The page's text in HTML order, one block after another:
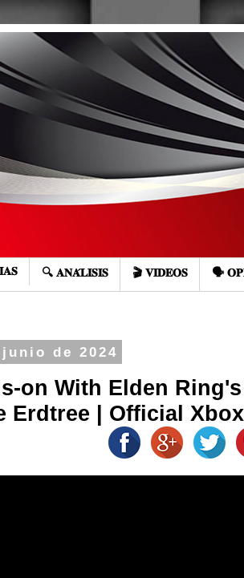
🔍 𝐀𝐍𝐀́𝐋𝐈𝐒𝐈𝐒 🎬 𝐕𝐈𝐃𝐄𝐎𝐒 🗣️
de 2024
on With Elden
Erdtree | Official